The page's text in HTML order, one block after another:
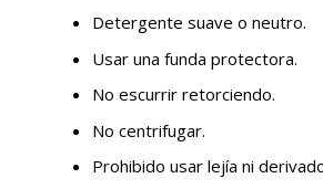
Detergente suave o neutro.
Usar una funda protectora.
No escurrir retorciendo.
No centrifugar.
Prohibido usar lejía ni